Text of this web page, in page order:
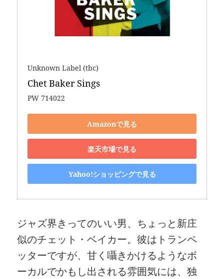
Unknown Label (tbc)
Chet Baker Sings
PW 714022
Amazonで見る
楽天市場で見る
Yahoo!ショッピングで見る
ジャズ界きってのいい男、ちょっと新庄
似のチェット・ベイカー。彼はトランペ
ッターですが、甘く囁きかけるようなボ
ーカルでかもし出される雰囲気には、独